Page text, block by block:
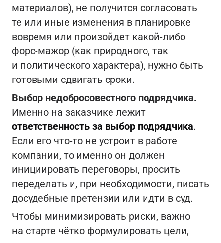
материалов), не получится согласовать
те или иные изменения в планировке
вовремя или произойдет какой-либо
форс-мажор (как природного, так
и политического характера), нужно быть
готовыми сдвигать сроки.
Выбор недобросовестного подрядчика.
Именно на заказчике лежит
ответственность за выбор подрядчика.
Если его что-то не устроит в работе
компании, то именно он должен
инициировать переговоры, просить
переделать и, при необходимости, писать
досудебные претензии или идти в суд.
Чтобы минимизировать риски, важно
на старте чётко формулировать цели,